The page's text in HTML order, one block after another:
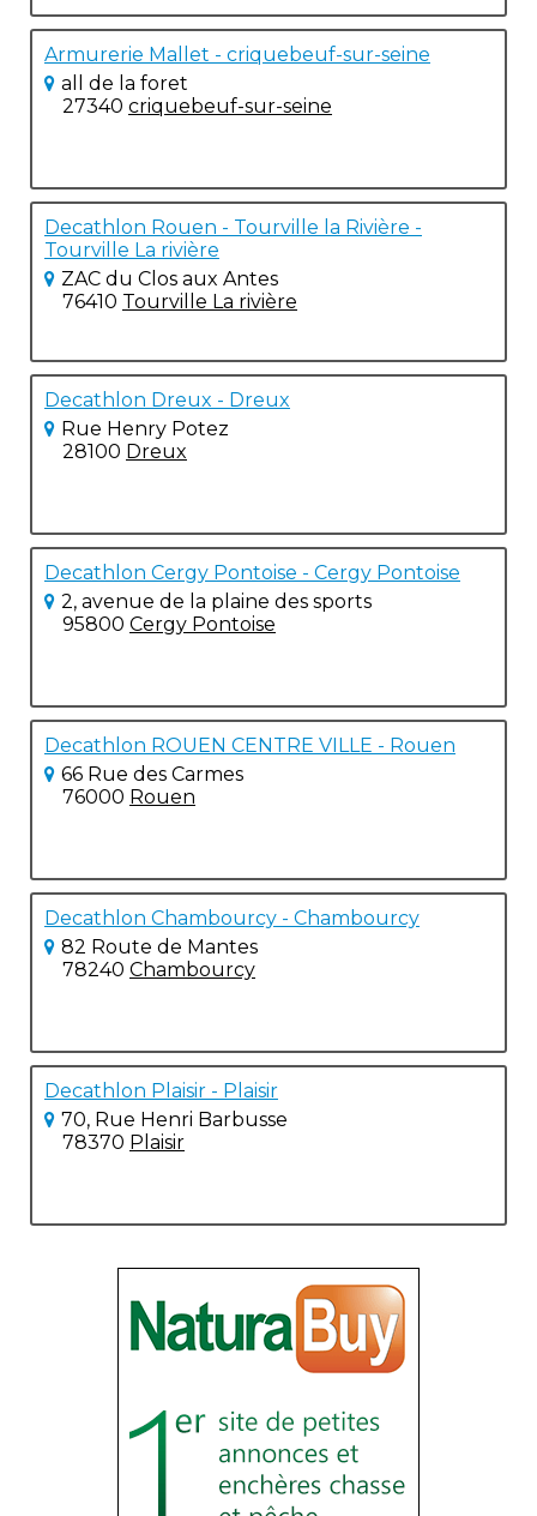
Armurerie Mallet - criquebeuf-sur-seine
all de la foret
27340 criquebeuf-sur-seine
Decathlon Rouen - Tourville la Rivière -
Tourville La rivière
ZAC du Clos aux Antes
76410 Tourville La rivière
Decathlon Dreux - Dreux
Rue Henry Potez
28100 Dreux
Decathlon Cergy Pontoise - Cergy Pontoise
2, avenue de la plaine des sports
95800 Cergy Pontoise
Decathlon ROUEN CENTRE VILLE - Rouen
66 Rue des Carmes
76000 Rouen
Decathlon Chambourcy - Chambourcy
82 Route de Mantes
78240 Chambourcy
Decathlon Plaisir - Plaisir
70, Rue Henri Barbusse
78370 Plaisir